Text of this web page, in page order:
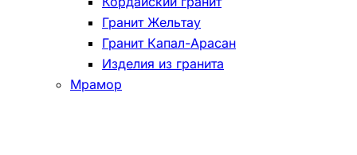
Гранит Жельтау
Гранит Капал-Арасан
Изделия из гранита
Мрамор